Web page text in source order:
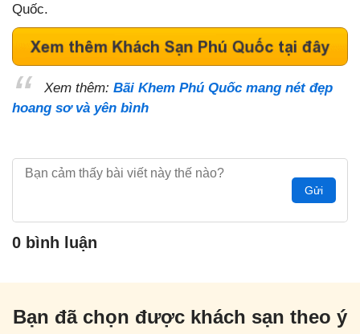
Quốc.
Xem thêm: Bãi Khem Phú Quốc mang nét đẹp
hoang sơ và yên bình
Gửi
0 bình luận
Bạn đã chọn được khách sạn theo ý